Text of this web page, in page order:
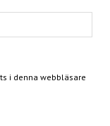
i denna webbläsare